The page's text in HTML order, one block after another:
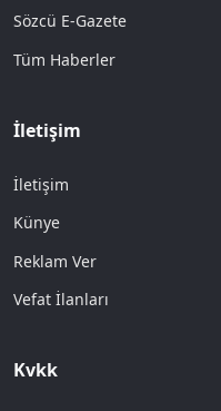
Sözcü E-Gazete
Tüm Haberler
İletişim
İletişim
Künye
Reklam Ver
Vefat İlanları
Kvkk